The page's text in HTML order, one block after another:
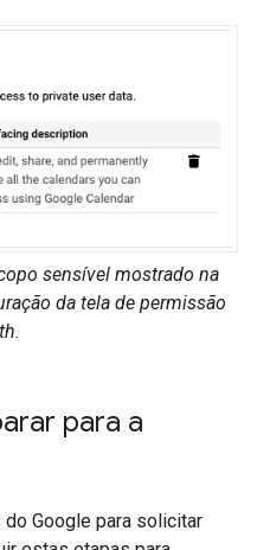
sensível mostrado na
da tela de permissão
para a
Google para solicitar